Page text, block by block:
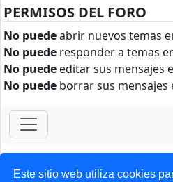
Este sitio web utiliza cookies
PERMISOS DEL FORO
No puedeabrir nuevos temas
No puede responder a temas
No puede editar sus mensajes
No puede borrar sus mensajes
ForoClub
Privacidad|